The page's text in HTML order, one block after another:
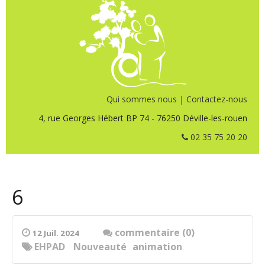
Qui sommes nous | Contactez-nous
4, rue Georges Hébert BP 74 - 76250 Déville-les-rouen
02 35 75 20 20
6
12 Juil. 2024
commentaire (0)
animation
EHPAD Nouveauté